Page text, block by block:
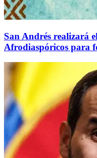
San Andrés realizará
Afrodiaspóricos para